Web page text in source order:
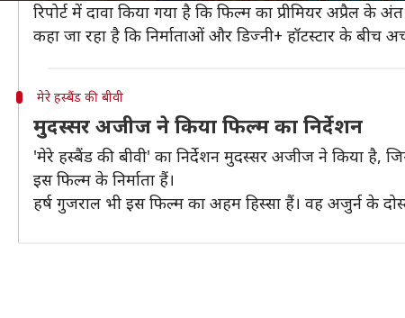
रिपोर्ट में दावा किया गया है कि फिल्म का प्रीमियर अप्रैल के
कहा जा रहा है कि निर्माताओं और डिज्नी+ हॉटस्टार के बीच
मेरे हस्बैंड की बीवी
मुदस्सर अजीज ने किया फिल्म का निर्देशन
'मेरे हस्बैंड की बीवी' का निर्देशन मुदस्सर अजीज ने किया है,
इस फिल्म के निर्माता हैं।
हर्ष गुजराल भी इस फिल्म का अहम हिस्सा हैं। वह अजुर्न के